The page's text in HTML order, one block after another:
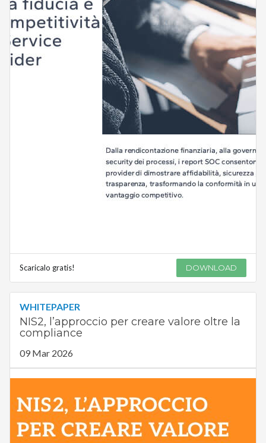
Scaricalo gratis! DOWNLOAD
WHITEPAPER
NIS2, l’approccio per creare valore oltre la
compliance
09 Mar 2026